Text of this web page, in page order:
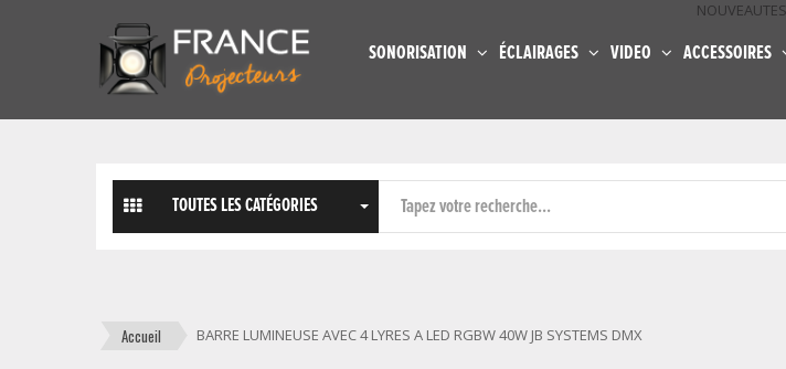
SONORISATION ÉCLAIRAGES VIDEO ACCESSOIRES
NOUVEAUTES
TOUTES LES CATÉGORIES
Accueil BARRE LUMINEUSE AVEC 4 LYRES A LED RGBW 40W JB SYSTEMS DMX